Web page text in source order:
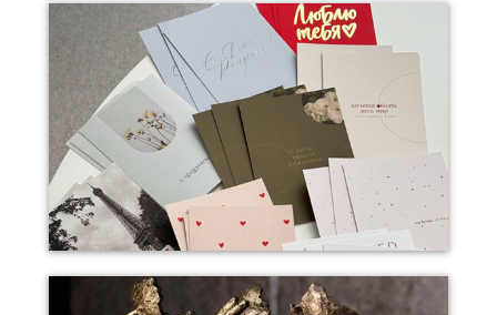
Дипломы
Открытки